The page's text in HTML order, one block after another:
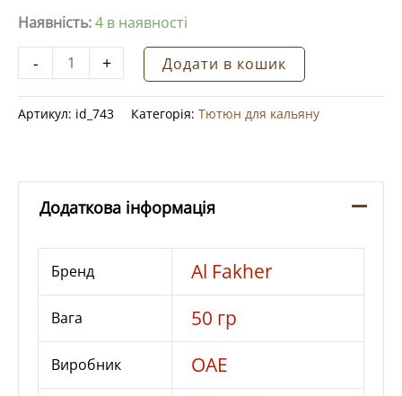
Наявність:4 в наявності
-
для
кальяну
AL
кількість
+ Додати в кошик
Артикул: id_743 Категорія: Тютюн для кальяну
Додаткова інформація
Бренд Al Fakher
Вага 50 гр
Виробник ОАЕ